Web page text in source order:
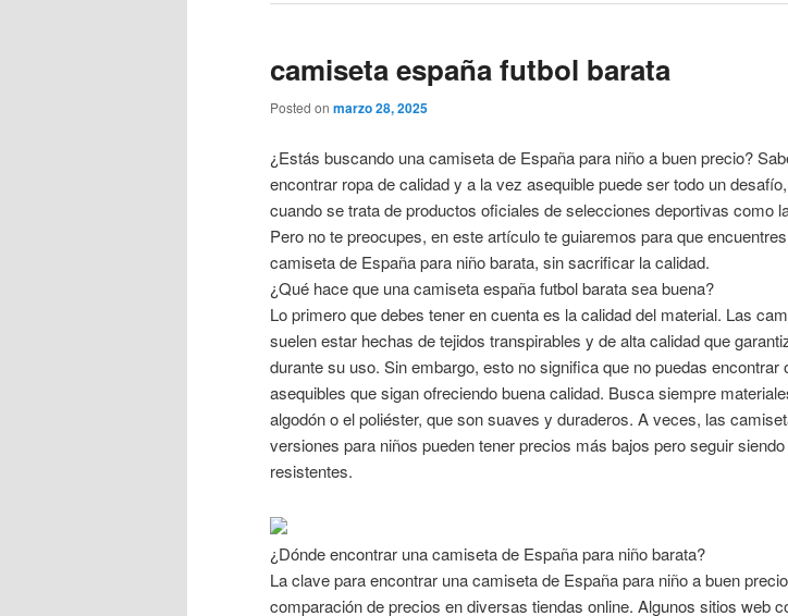
camiseta españa futbol barata
Posted on marzo 28, 2025
¿Estás buscando una camiseta de España para niño a buen precio?
encontrar ropa de calidad y a la vez asequible puede ser todo un
cuando se trata de productos oficiales de selecciones deportivas como
Pero no te preocupes, en este artículo te guiaremos para que
camiseta de España para niño barata, sin sacrificar la calidad.
¿Qué hace que una camiseta españa futbol barata sea buena?
Lo primero que debes tener en cuenta es la calidad del material. Las
suelen estar hechas de tejidos transpirables y de alta calidad que
durante su uso. Sin embargo, esto no significa que no puedas encontrar
asequibles que sigan ofreciendo buena calidad. Busca siempre
algodón o el poliéster, que son suaves y duraderos. A veces, las
versiones para niños pueden tener precios más bajos pero seguir
resistentes.
¿Dónde encontrar una camiseta de España para niño barata?
La clave para encontrar una camiseta de España para niño a buen
comparación de precios en diversas tiendas online. Algunos sitios web